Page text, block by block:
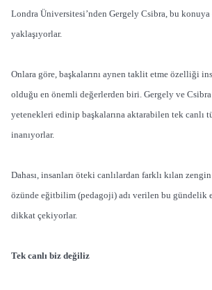
Londra Üniversitesi’nden Gergely Csibra, bu konuya
yaklaşıyorlar.
Onlara göre, başkalarını aynen taklit etme özelliği
olduğu en önemli değerlerden biri. Gergely ve
yetenekleri edinip başkalarına aktarabilen tek canlı
inanıyorlar.
Dahası, insanları öteki canlılardan farklı kılan
özünde eğitbilim (pedagoji) adı verilen bu gündelik
dikkat çekiyorlar.
Tek canlı biz değiliz